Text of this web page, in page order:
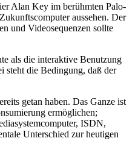
Alan Key im berühmten Palo-
aussehen. Der
und Videosequenzen sollte
als die interaktive Benutzung
steht die Bedingung, daß der
getan haben. Das Ganze ist
ermöglichen;
ISDN,
Unterschied zur heutigen